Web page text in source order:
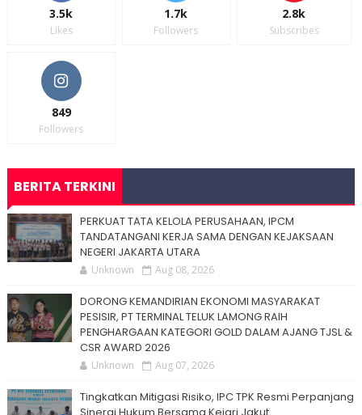
3.5k
Likes
1.7k
Followers
2.8k
Subscribes
849
Followers
BERITA TERKINI
PERKUAT TATA KELOLA PERUSAHAAN, IPCM
TANDATANGANI KERJA SAMA DENGAN KEJAKSAAN
NEGERI JAKARTA UTARA
Unknown Aug 08, 2026
DORONG KEMANDIRIAN EKONOMI MASYARAKAT
PESISIR, PT TERMINAL TELUK LAMONG RAIH
PENGHARGAAN KATEGORI GOLD DALAM AJANG TJSL &
CSR AWARD 2026
Unknown Aug 07, 2026
Tingkatkan Mitigasi Risiko, IPC TPK Resmi Perpanjang